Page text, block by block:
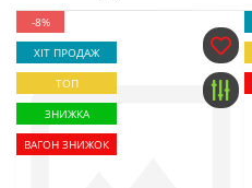
-8%
ХІТ ПРОДАЖ
ТОП
ЗНИЖКА
ВАГОН ЗНИЖОК